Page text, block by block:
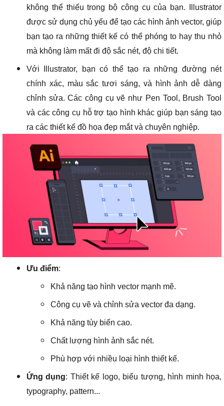
không thể thiếu trong bộ công cụ của bạn. Illustrator
được sử dụng chủ yếu để tạo các hình ảnh vector, giúp
bạn tạo ra những thiết kế có thể phóng to hay thu nhỏ
mà không làm mất đi độ sắc nét, độ chi tiết.
Với Illustrator, bạn có thể tạo ra những đường nét
chính xác, màu sắc tươi sáng, và hình ảnh dễ dàng
chỉnh sửa. Các công cụ vẽ như Pen Tool, Brush Tool
và các công cụ hỗ trợ tạo hình khác giúp bạn sáng tạo
ra các thiết kế đồ họa đẹp mắt và chuyên nghiệp.
Ưu điểm:
Khả năng tạo hình vector mạnh mẽ.
Công cụ vẽ và chỉnh sửa vector đa dạng.
Khả năng tùy biến cao.
Chất lượng hình ảnh sắc nét.
Phù hợp với nhiều loại hình thiết kế.
Ứng dụng: Thiết kế logo, biểu tượng, hình minh họa,
typography, pattern...